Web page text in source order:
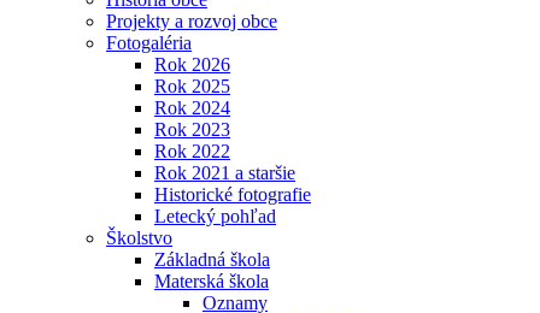
Projekty a rozvoj obce
Fotogaléria
Rok 2026
Rok 2025
Rok 2024
Rok 2023
Rok 2022
Rok 2021 a staršie
Historické fotografie
Letecký pohľad
Školstvo
Základná škola
Materská škola
Oznamy